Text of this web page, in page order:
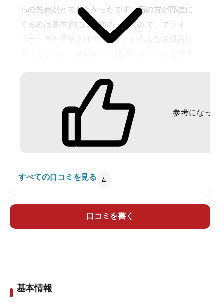
らの景色がとてもよかったです。宿の方が部屋に
くるのは基本的には最初の一回のみで、プライ
ベート性が重視されています。いろんなお風呂に
どおいしいとはかんじませんでしたが、全体的に
は大満足です。この値段でこの内容はかなりおす
参考になった
すべての口コミを見る 4
口コミを書く
基本情報